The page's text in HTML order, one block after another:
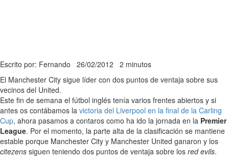
Escrito por: Fernando 26/02/2012 2 minutos
El Manchester City sigue líder con dos puntos de ventaja sobre sus
vecinos del United.
Este fin de semana el fútbol inglés tenía varios frentes abiertos y si
antes os contábamos la victoria del Liverpool en la final de la Carling
Cup, ahora pasamos a contaros como ha ido la jornada en la Premier
League. Por el momento, la parte alta de la clasificación se mantiene
estable porque Manchester City y Manchester United ganaron y los
citezens siguen teniendo dos puntos de ventaja sobre los red evils.